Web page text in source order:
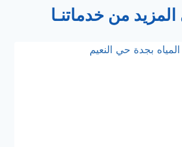
من خدماتنـا